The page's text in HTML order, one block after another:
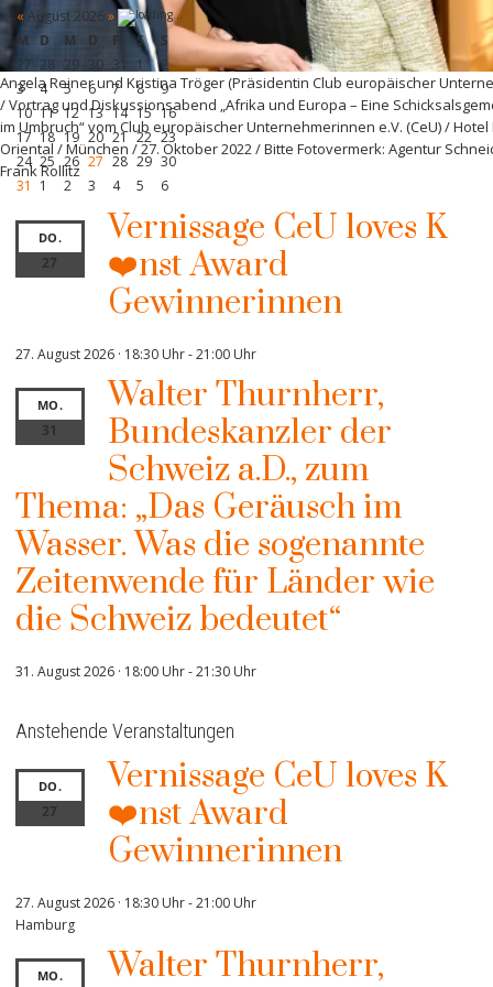
Angela Reiner und Kristina Tröger (Präsidentin Club europäischer
/ Vortrag und Diskussionsabend „Afrika und Europa – Eine
im Umbruch“ vom Club europäischer Unternehmerinnen e.V. (CeU) /
Oriental / München / 27. Oktober 2022 / Bitte Fotovermerk: Agentur
Frank Rollitz
«August 2026»
M
D M D F S
S
27 28 29 30 31 1
2
3
4 5 6 7 8
9
10 11 12 13 14 15 16
17 18 19 20 21 22 23
24 25 26 27 28 29 30
31
1 2 3 4 5 6
DO.
27
Vernissage CeU loves K
❤️nst Award
Gewinnerinnen
27. August 2026 · 18:30 Uhr-21:00 Uhr
MO.
31
Walter Thurnherr,
Bundeskanzler der
Schweiz a.D., zum
Thema: „Das Geräusch im
Wasser. Was die sogenannte
Zeitenwende für Länder wie
die Schweiz bedeutet“
31. August 2026 · 18:00 Uhr-21:30 Uhr
Anstehende Veranstaltungen
DO.
27
Vernissage CeU loves K
❤️nst Award
Gewinnerinnen
27. August 2026 · 18:30 Uhr-21:00 Uhr
Hamburg
MO.
Walter Thurnherr,